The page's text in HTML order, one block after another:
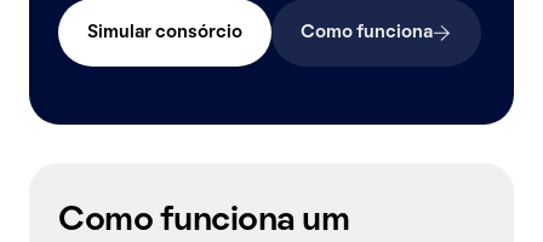
Simular consórcio Como funciona
Como funciona um